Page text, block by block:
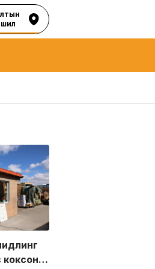
коксон